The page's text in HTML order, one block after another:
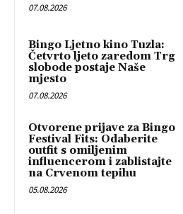
07.08.2026
Bingo Ljetno kino Tuzla:
Četvrto ljeto zaredom Trg
slobode postaje Naše
mjesto
07.08.2026
Otvorene prijave za Bingo
Festival Fits: Odaberite
outfit s omiljenim
influencerom i zablistajte
na Crvenom tepihu
05.08.2026